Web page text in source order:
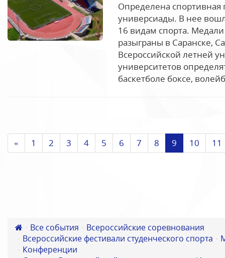
Определена спортивная
универсиады. В нее
16 видам спорта.
разыграны в Саранске,
Всероссийской летней
университетов
баскетболе боксе,
« 1 2 3 4 5 6 7 8 9 10 11
Все события
Всероссийские соревнования
Всероссийские фестивали студенческого спорта
Конференции